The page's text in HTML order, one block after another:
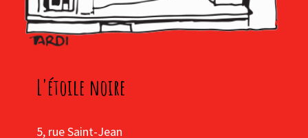
L'étoile noire
5, rue Saint-Jean